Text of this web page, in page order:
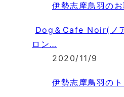
伊勢志摩鳥羽の
Dog＆Cafe Noir(ノ
ロン…
2020/11/9
伊勢志摩鳥羽の